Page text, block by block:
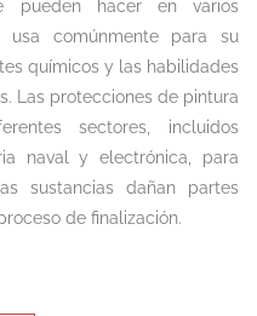
pueden hacer en varios
comúnmente para su
químicos y las habilidades
Las protecciones de pintura
sectores, incluidos
naval y electrónica, para
sustancias dañan partes
de finalización.